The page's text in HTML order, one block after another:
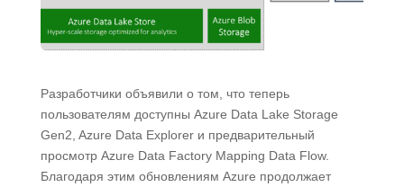
Разработчики объявили о том, что теперь
пользователям доступны Azure Data Lake Storage
Gen2, Azure Data Explorer и предварительный
просмотр Azure Data Factory Mapping Data Flow.
Благодаря этим обновлениям Azure продолжает